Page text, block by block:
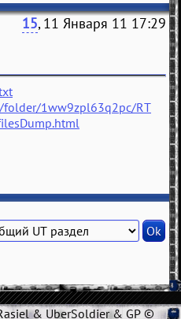
15, 11 Января 11 17:29
1ww9zpl63q2pc/RT
& UberSoldier & GP ©